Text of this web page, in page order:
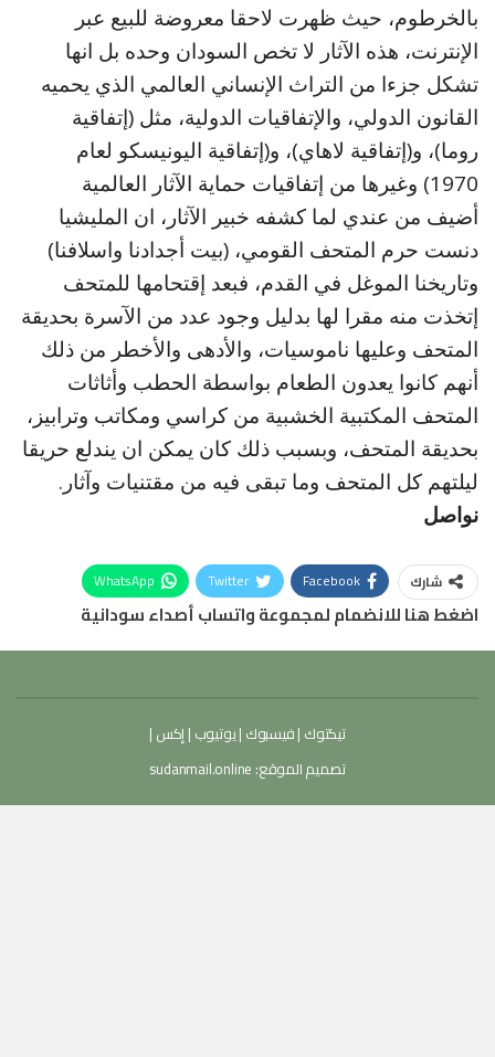
بالخرطوم، حيث ظهرت لاحقا معروضة للبيع عبر
الإنترنت، هذه الآثار لا تخص السودان وحده بل انها
تشكل جزءا من التراث الإنساني العالمي الذي يحميه
القانون الدولي، والإتفاقيات الدولية، مثل (إتفاقية
روما)، و(إتفاقية لاهاي)، و(إتفاقية اليونيسكو لعام
1970) وغيرها من إتفاقيات حماية الآثار العالمية
أضيف من عندي لما كشفه خبير الآثار، ان المليشيا
دنست حرم المتحف القومي، (بيت أجدادنا واسلافنا)
وتاريخنا الموغل في القدم، فبعد إقتحامها للمتحف
إتخذت منه مقرا لها بدليل وجود عدد من الآسرة بحديقة
المتحف وعليها ناموسيات، والأدهى والأخطر من ذلك
أنهم كانوا يعدون الطعام بواسطة الحطب وأثاثات
المتحف المكتبية الخشبية من كراسي ومكاتب وترابيز،
بحديقة المتحف، وبسبب ذلك كان يمكن ان يندلع حريقا
ليلتهم كل المتحف وما تبقى فيه من مقتنيات وآثار.
نواصل
شارك Facebook
Twitter
WhatsApp
اضغط هنا للانضمام لمجموعة واتساب أصداء سودانية
تيكتوك |فيسبوك |يوتيوب | إكس |
تصميم الموقع: sudanmail.online